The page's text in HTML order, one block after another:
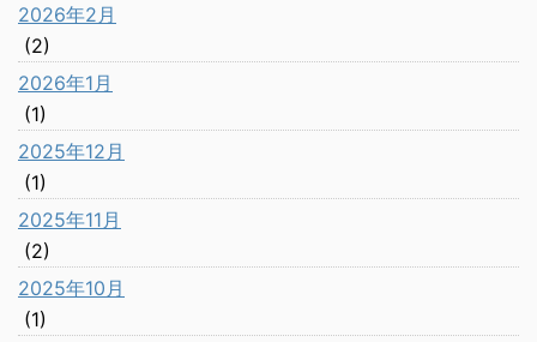
2026年2月
(2)
2026年1月
(1)
2025年12月
(1)
2025年11月
(2)
2025年10月
(1)